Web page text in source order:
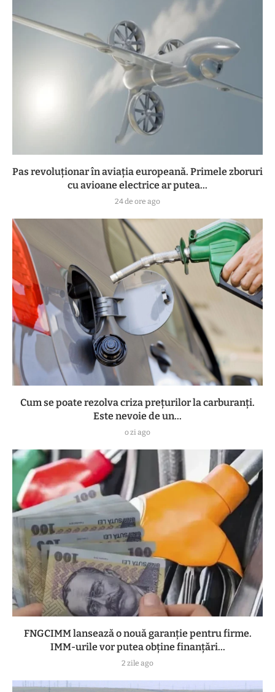
Pas revoluționar în aviația europeană. Primele zboruri
cu avioane electrice ar putea...
24 de ore ago
Cum se poate rezolva criza prețurilor la carburanți.
Este nevoie de un...
o zi ago
FNGCIMM lansează o nouă garanție pentru firme.
IMM-urile vor putea obține finanțări...
2 zile ago